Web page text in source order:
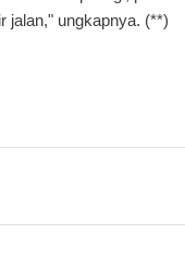
jalan," ungkapnya. (**)